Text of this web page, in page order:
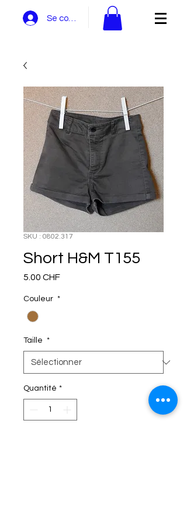
Se connecter
SKU : 0802.317
Short H&M T155
5.00 CHFPrix
Couleur *
Taille *
Quantité *